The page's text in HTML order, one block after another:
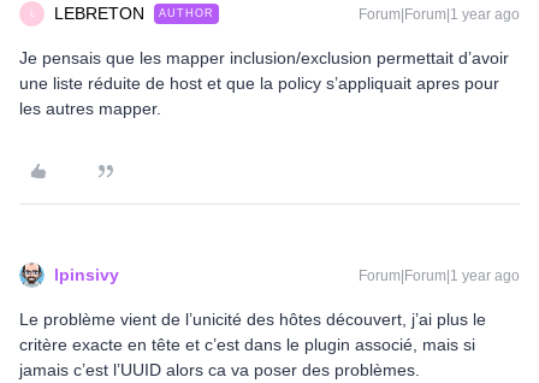
LEBRETON AUTHOR Forum|Forum|1 year ago
Je pensais que les mapper inclusion/exclusion permettait d’avoir
une liste réduite de host et que la policy s’appliquait apres pour
les autres mapper.
lpinsivy Forum|Forum|1 year ago
Le problème vient de l’unicité des hôtes découvert, j’ai plus le
critère exacte en tête et c’est dans le plugin associé, mais si
jamais c’est l’UUID alors ca va poser des problèmes.